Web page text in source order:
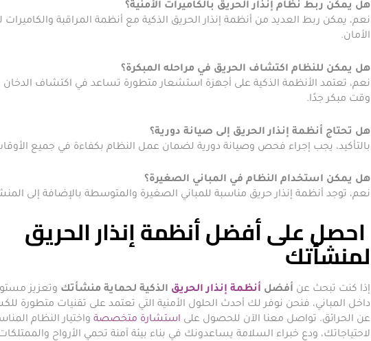
هل يمكن ربط نظام إنذار الحريق بالكاميرات الأمنية؟
نعم، يمكن ربط العديد من أنظمة إنذار الحريق الذكية مع أنظمة المراقبة
الأمان.
هل يمكن للنظام اكتشاف الحريق في مراحله المبكرة؟
نعم، تعتمد الأنظمة الذكية على أجهزة استشعار متطورة تساعد في اكتشاف الدخان
وقت مبكر جدًا.
هل تحتاج أنظمة إنذار الحريق إلى صيانة دورية؟
بالتأكيد، يجب إجراء فحص وصيانة دورية لضمان عمل النظام بكفاءة في جميع
هل يمكن استخدام النظام في المباني الصغيرة؟
نعم، توجد أنظمة إنذار حريق مناسبة للمباني الصغيرة والمتوسطة بالإضافة إلى
احصل على أفضل أنظمة إنذار الحريق
لمنشأتك
إذا كنت تبحث عن أفضل أنظمة إنذار الحريق الذكية لحماية منشأتك وتعزيز
داخل المباني، فنحن نوفر لك أحدث الحلول الأمنية التي تعتمد على تقنيات متطورة
عن الحرائق. تواصل معنا الآن للحصول على استشارة متخصصة واختيار النظام
لاحتياجاتك، ودع خبراء السلامة يساعدونك في بناء بيئة آمنة تحمي الأرواح